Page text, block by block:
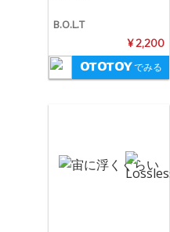
B.O.L.T
¥ 2,200
でみる